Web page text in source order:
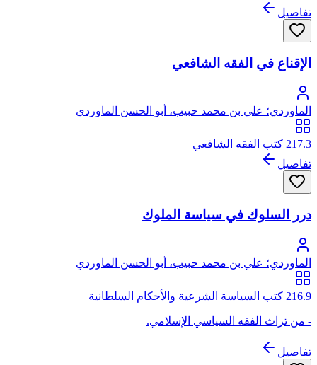
تفاصيل
الإقناع في الفقه الشافعي
الماوردي؛ علي بن محمد حبيب، أبو الحسن الماوردي
217.3 كتب الفقه الشافعي
تفاصيل
درر السلوك في سياسة الملوك
الماوردي؛ علي بن محمد حبيب، أبو الحسن الماوردي
216.9 كتب السياسة الشرعية والأحكام السلطانية
- من تراث الفقه السياسي الإسلامي.
تفاصيل